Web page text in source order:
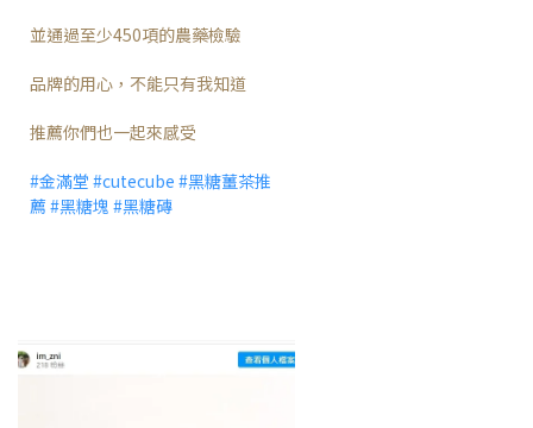
並通過至少450項的農藥檢驗
品牌的用心，不能只有我知道
推薦你們也一起來感受
#金滿堂 #cutecube #黑糖薑茶推
薦#黑糖塊 #黑糖磚